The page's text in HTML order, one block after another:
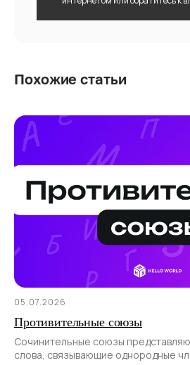
Похожие статьи
05.07.2026
Противительные союзы
Сочинительные союзы
слова, связывающие однородные